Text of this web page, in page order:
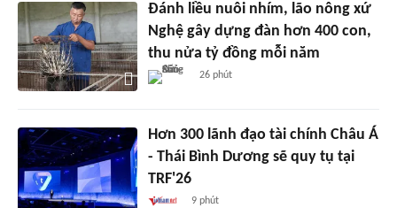
Đánh liều nuôi nhím, lão nông xứ
Nghệ gây dựng đàn hơn 400 con,
thu nửa tỷ đồng mỗi năm
26 phút
Hơn 300 lãnh đạo tài chính Châu Á
- Thái Bình Dương sẽ quy tụ tại
TRF'26
9 phút